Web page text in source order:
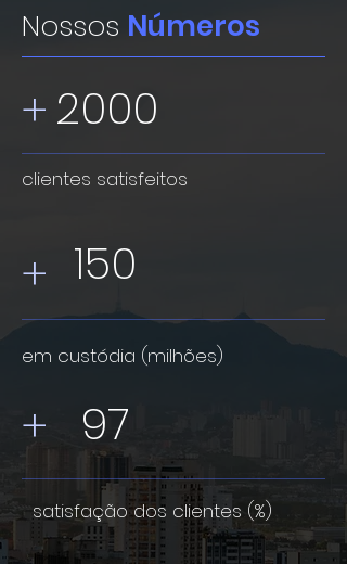
Nossos Números
+2000
clientes satisfeitos
+ 150
em custódia (milhões)
+ 97
satisfação dos clientes (%)